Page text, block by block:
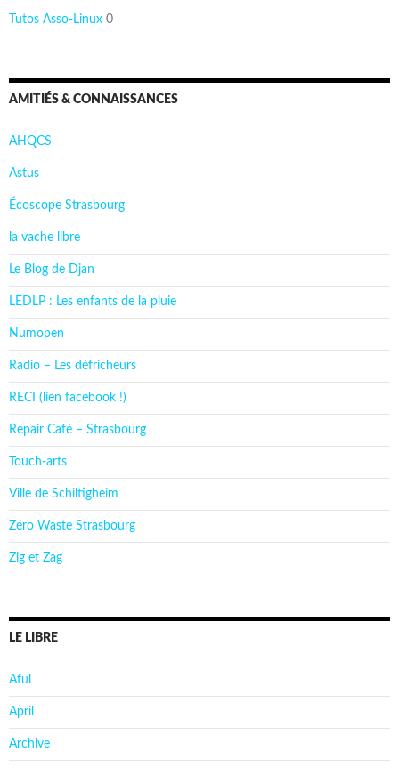
Tutos Asso-Linux 0
AMITIÉS & CONNAISSANCES
AHQCS
Astus
Écoscope Strasbourg
la vache libre
Le Blog de Djan
LEDLP : Les enfants de la pluie
Numopen
Radio – Les défricheurs
RECI (lien facebook !)
Repair Café – Strasbourg
Touch-arts
Ville de Schiltigheim
Zéro Waste Strasbourg
Zig et Zag
LE LIBRE
Aful
April
Archive